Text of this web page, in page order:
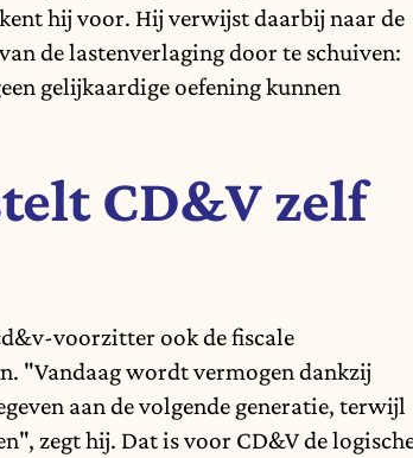
hij voor. Hij verwijst daarbij naar de
de lastenverlaging door te schuiven:
gelijkaardige oefening kunnen
CD&V zelf
voorzitter ook de fiscale
"Vandaag wordt vermogen dankzij
aan de volgende generatie, terwijl
zegt hij. Dat is voor CD&V de